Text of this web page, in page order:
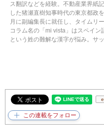
ス翻訳などを経験。不動産業界紙
した猪瀬直樹知事時代の東京都政
月に副編集長に就任し、タイムリ
コラム名の「mi vista」はスペイン
という姓の難解な漢字が悩み。サ